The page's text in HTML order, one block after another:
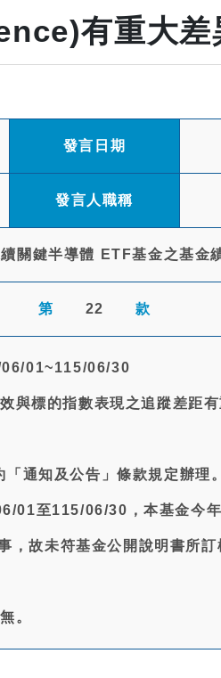
有重大差
發言日期
發言人職稱
關鍵半導體 ETF基金之基
第 22 款
01~115/06/30
與標的指數表現之追蹤差距有
通知及公告」條款規定辦理。
01至115/06/30，本基金今
，故未符基金公開說明書所訂
。